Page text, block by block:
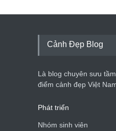
Cảnh Đẹp Blog
Là blog chuyên sưu
điểm cảnh đẹp Việt
Phát triển
Nhóm sinh viên